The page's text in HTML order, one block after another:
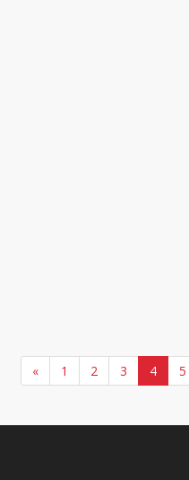
« 1 2 3 4 5